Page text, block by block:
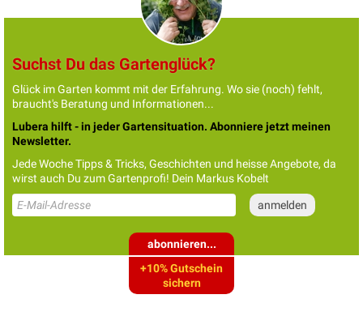
Suchst Du das Gartenglück?
Glück im Garten kommt mit der Erfahrung. Wo sie (noch) fehlt,
braucht's Beratung und Informationen...
Lubera hilft - in jeder Gartensituation. Abonniere jetzt meinen
Newsletter.
Jede Woche Tipps & Tricks, Geschichten und heisse Angebote, da
wirst auch Du zum Gartenprofi! Dein Markus Kobelt
abonnieren...
+10% Gutschein
sichern